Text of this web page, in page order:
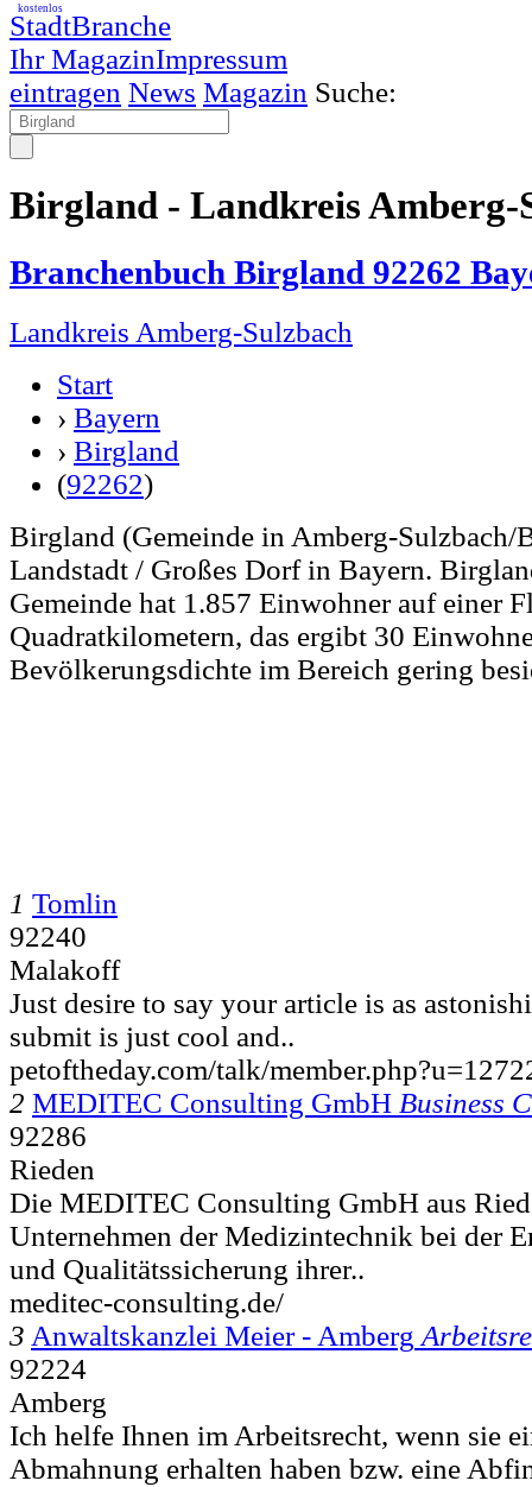
StadtBranche
Ihr MagazinImpressum
kostenlos
eintragen News Magazin Suche:
Birgland - Landkreis Amberg-
Branchenbuch Birgland 92262
Landkreis Amberg-Sulzbach
Start
› Bayern
› Birgland
(92262)
Birgland (Gemeinde in Amberg-Sulzbach/
Landstadt / Großes Dorf in Bayern.
Gemeinde hat 1.857 Einwohner auf einer
Quadratkilometern, das ergibt 30
Bevölkerungsdichte im Bereich gering
1 Tomlin
92240
Malakoff
Just desire to say your article is as
submit is just cool and..
petoftheday.com/talk/
2 MEDITEC Consulting GmbH Business
92286
Rieden
Die MEDITEC Consulting GmbH aus
Unternehmen der Medizintechnik bei der
und Qualitätssicherung ihrer..
meditec-consulting.de/
3 Anwaltskanzlei Meier - Amberg
92224
Amberg
Ich helfe Ihnen im Arbeitsrecht, wenn sie
Abmahnung erhalten haben bzw. eine